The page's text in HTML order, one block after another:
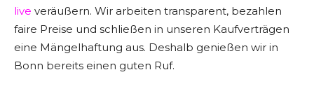
live veräußern. Wir arbeiten transparent, bezahlen
faire Preise und schließen in unseren Kaufverträgen
eine Mängelhaftung aus. Deshalb genießen wir in
Bonn bereits einen guten Ruf.